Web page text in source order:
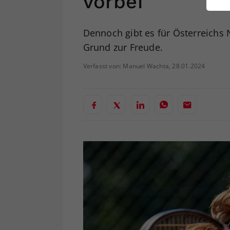
Dennoch gibt es für Österreichs
Grund zur Freude.
Verfasst von: Manuel Wachta, 28.01.2024